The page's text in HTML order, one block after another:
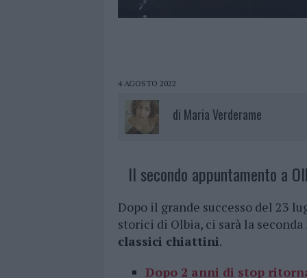
4 AGOSTO 2022
di Maria Verderame
Il secondo appuntamento a
Dopo il grande successo del 23
storici di Olbia, ci sarà la
classici chiattini.
Dopo 2 anni di stop